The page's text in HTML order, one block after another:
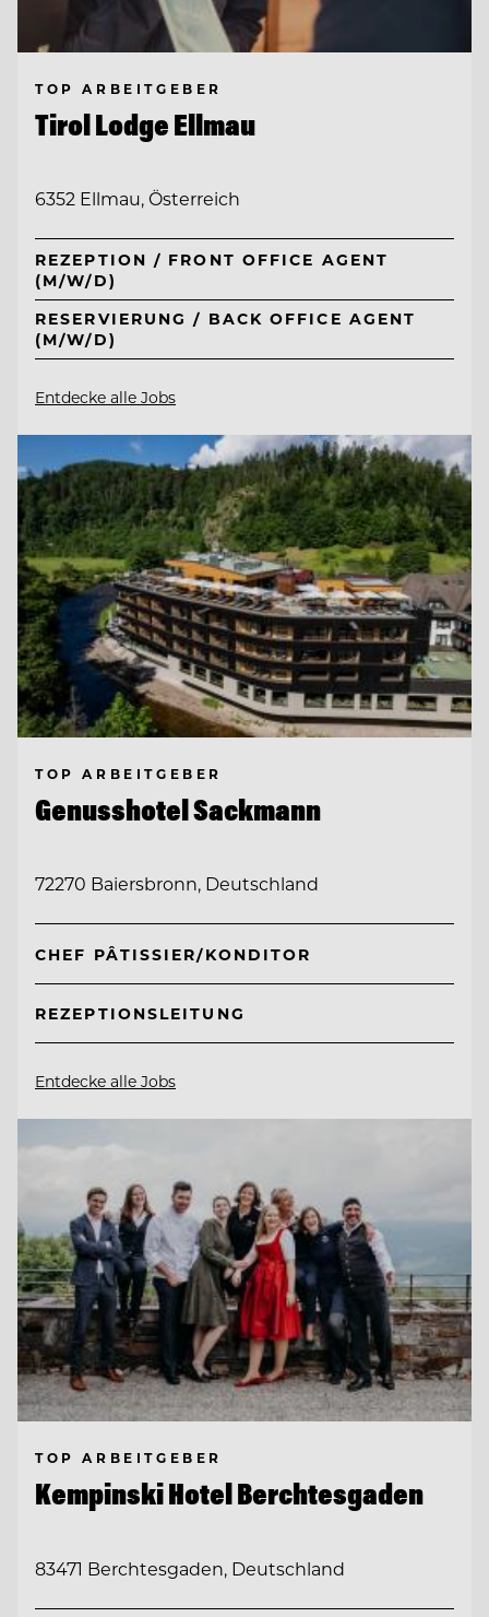
TOP ARBEITGEBER
Tirol Lodge Ellmau
6352 Ellmau, Österreich
REZEPTION / FRONT OFFICE AGENT
(M/W/D)
RESERVIERUNG / BACK OFFICE AGENT
(M/W/D)
Entdecke alle Jobs
TOP ARBEITGEBER
Genusshotel Sackmann
72270 Baiersbronn, Deutschland
CHEF PÂTISSIER/KONDITOR
REZEPTIONSLEITUNG
Entdecke alle Jobs
TOP ARBEITGEBER
Kempinski Hotel Berchtesgaden
83471 Berchtesgaden, Deutschland